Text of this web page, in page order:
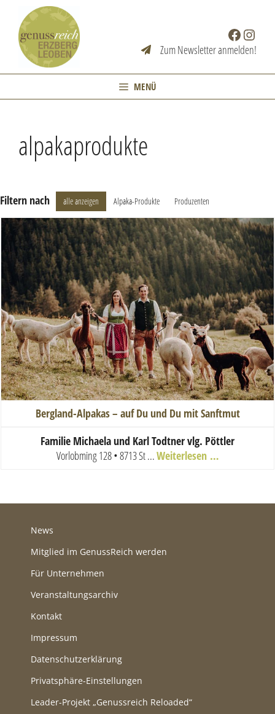
springen
Facebook
Zum Newsletter anmelden!
MENÜ
alpakaprodukte
Filtern nach alle anzeigen Alpaka-Produkte Produzenten
Bergland-Alpakas – auf Du und Du mit Sanftmut
Familie Michaela und Karl Todtner vlg. Pöttler
Vorlobming 128 • 8713 St ...Weiterlesen …
News
Mitglied im GenussReich werden
Für Unternehmen
Veranstaltungsarchiv
Kontakt
Impressum
Datenschutzerklärung
Privatsphäre-Einstellungen
Leader-Projekt „Genussreich Reloaded“